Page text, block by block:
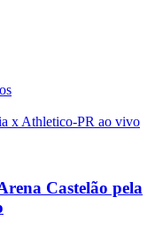
x Athletico-PR ao vivo
Castelão pela